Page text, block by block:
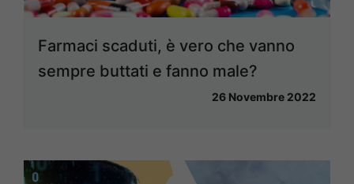
Farmaci scaduti, è vero che vanno
sempre buttati e fanno male?
26 Novembre 2022